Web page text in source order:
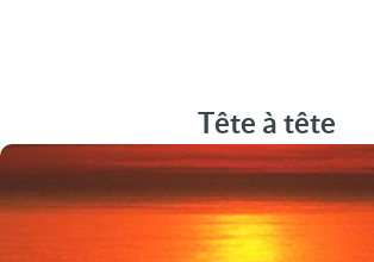
Tête à tête